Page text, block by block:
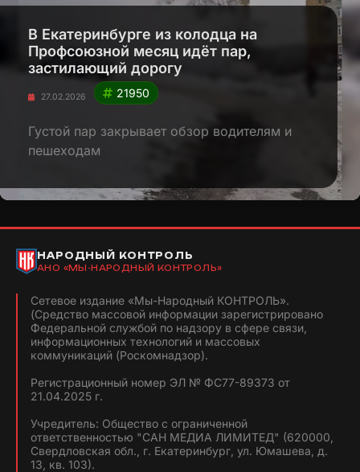
В Екатеринбурге из колодца на
Профсоюзной месяц идёт пар,
застилающий дорогу
27.02.2026 21950
Густой пар закрывает обзор водителям и
пешеходам
НАРОДНЫЙ КОНТРОЛЬ
АНО «МЫ-НАРОДНЫЙ КОНТРОЛЬ»
Сетевое издание «Мы-Народный КОНТРОЛЬ».
(Средство массовой информации зарегистрировано
Федеральной службой по надзору в сфере связи,
информационных технологий и массовых
коммуникаций (Роскомнадзор).
Регистрационный номер ЭЛ № ФС77-89373 от
21.04.2025 г.
Учредитель: Общество с ограниченной
ответственностью "САН МЕДИА ЛИМИТЕД" (620000,
Свердловская обл., г. Екатеринбург, ул. Юмашева, д.
13, кв. 103).